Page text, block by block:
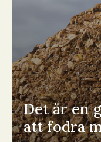
Det är en
att fodra